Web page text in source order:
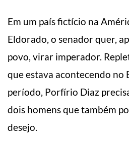
Em um país fictício na
Eldorado, o senador quer,
povo, virar imperador.
que estava acontecendo no
período, Porfírio Diaz
dois homens que também
desejo.